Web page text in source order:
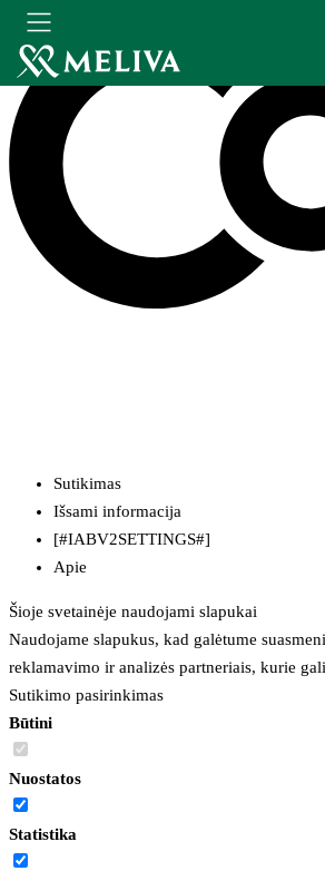
Sutikimas
Išsami informacija
[#IABV2SETTINGS#]
Apie
Šioje svetainėje naudojami slapukai
Naudojame slapukus, kad galėtume
reklamavimo ir analizės partneriais, kurie
Sutikimo pasirinkimas
Būtini
Nuostatos
Statistika